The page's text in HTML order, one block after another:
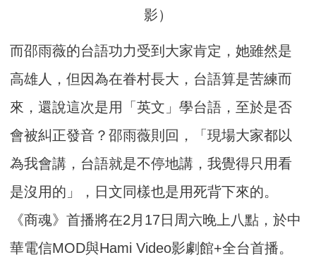
影）
而邵雨薇的台語功力受到大家肯定，她雖然是
高雄人，但因為在眷村長大，台語算是苦練而
來，還說這次是用「英文」學台語，至於是否
會被糾正發音？邵雨薇則回，「現場大家都以
為我會講，台語就是不停地講，我覺得只用看
是沒用的」，日文同樣也是用死背下來的。
《商魂》首播將在2月17日周六晚上八點，於中
華電信MOD與Hami Video影劇館+全台首播。